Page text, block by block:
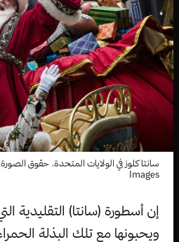
Images
إن أسطورة (سانتا) التقليدية
ويحبونها مع تلك البذلة